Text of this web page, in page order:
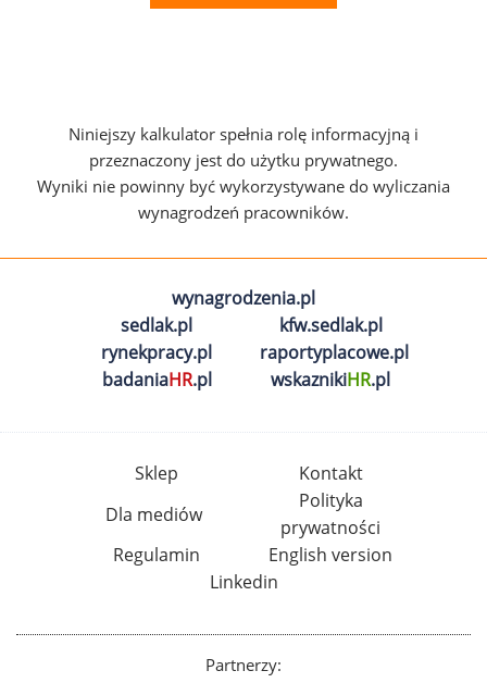
Niniejszy kalkulator spełnia rolę informacyjną i
przeznaczony jest do użytku prywatnego.
Wyniki nie powinny być wykorzystywane do wyliczania
wynagrodzeń pracowników.
wynagrodzenia.pl
sedlak.pl
kfw.sedlak.pl
rynekpracy.pl
raportyplacowe.pl
badaniaHR.pl wskaznikiHR.pl
Sklep
Kontakt
Dla mediów
Polityka
prywatności
Regulamin
English version
Linkedin
Partnerzy: